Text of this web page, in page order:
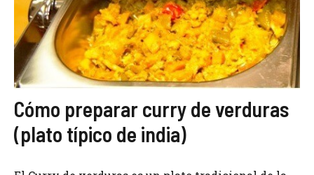
Cómo preparar curry de verduras
(plato típico de india)